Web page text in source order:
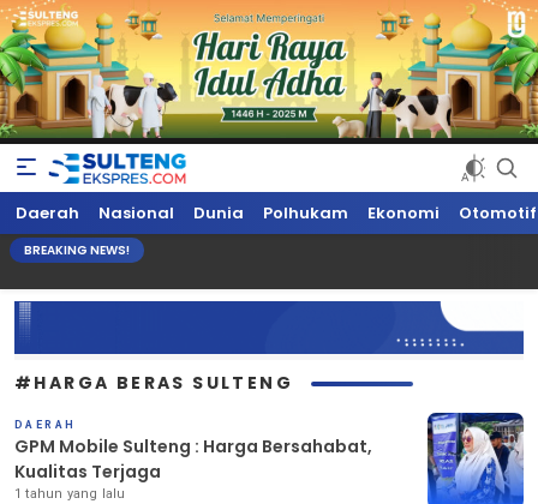
Sultengekspres.com
Berita Seputar Sulteng Hari Ini, Update Terkini, Suaranya Rakyat
Sulteng
Daerah Nasional Dunia Polhukam Ekonomi Otomotif
BREAKING NEWS!
#HARGA BERAS SULTENG
DAERAH
GPM Mobile Sulteng : Harga Bersahabat,
Kualitas Terjaga
1 tahun yang lalu